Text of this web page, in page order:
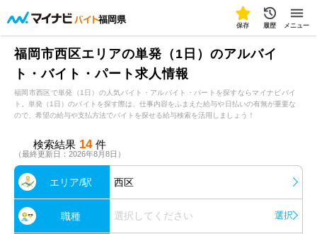
福岡県
保存 履歴 メニュー
福岡市西区エリアの単発（1日）のアルバイ
ト・バイト・パート求人情報
福岡市西区で単発（1日）の人気バイト・アルバイト・パートを探すならマイナビバイ
ト。単発（1日）のバイトを探す際は、仕事内容をふまえた給与や日払いの有無が重要な
ので、希望の給与や支払方法でバイトを探せる給与検索を活用しましょう！
検索結果 14 件
（最終更新日：2026年8月8日）
エリア/駅 西区
職種 選択してください 選択